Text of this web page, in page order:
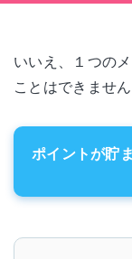
いいえ、１つの
ことはできません
ポイントが貯